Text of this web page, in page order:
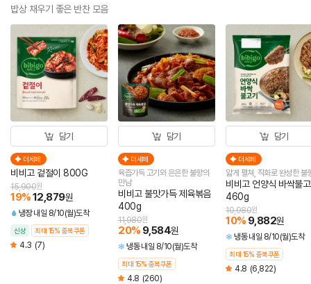
밥상 채우기 좋은 반찬 모음
담기
더세페
비비고 겉절이 800G
19%12,879원
15,900원
냉장 내일 8/10(월)도착
신상 최대 15% 중복쿠폰
4.3 (7)
담기
더세페
육즙가득 고기와 은은한 불향의
만남
비비고 불맛가득 제육볶음
400g
20% 9,584원
11,980원
냉동 내일 8/10(월)도착
최대 15% 중복쿠폰
4.8 (260)
담기
더세페
얇게 펼쳐, 직화로 완성한 불
비비고 언양식 바싹불
460g
10% 9,882원
10,980원
냉동 내일 8/10(월)도착
최대 15% 중복쿠폰
4.8 (6,822)